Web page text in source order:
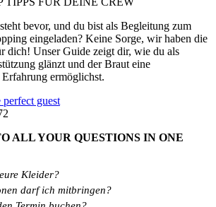
bevor, und du bist als Begleitung zum
eingeladen? Keine Sorge, wir haben die
dich! Unser Guide zeigt dir, wie du als
glänzt und der Braut eine
ermöglichst.
guest
ALLYOUR QUESTIONS IN ONE
Kleider?
darf ich mitbringen?